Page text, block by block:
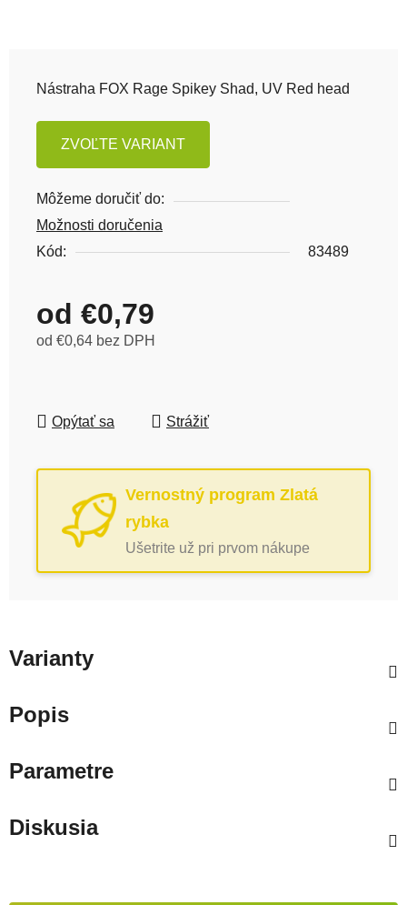
Nástraha FOX Rage Spikey Shad, UV Red head
ZVOĽTE VARIANT
Môžeme doručiť do:
Možnosti doručenia
Kód:
83489
od €0,79
od €0,64 bez DPH
Opýtať sa Strážiť
Vernostný program Zlatá
rybka
Ušetrite už pri prvom nákupe
Varianty
Popis
Parametre
Diskusia